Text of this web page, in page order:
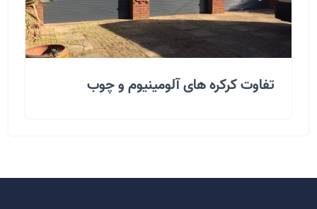
تفاوت کرکره های آلومینیوم و چوب